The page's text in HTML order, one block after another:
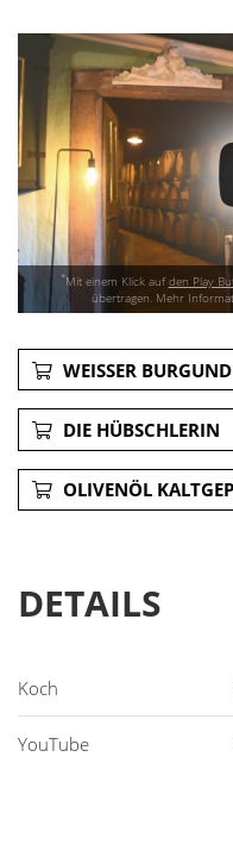
*Mit einem Klick aufden Play
übertragen. Mehr
WEISSER
DIE HÜBSCHLERIN
OLIVENÖL
DETAILS